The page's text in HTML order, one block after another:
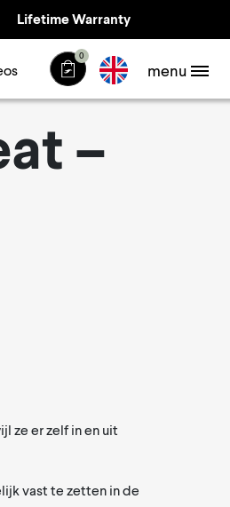
Lifetime Warranty
0
menu
–
ze er zelf in en uit
vast te zetten in de